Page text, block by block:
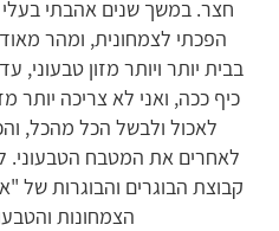
הפכתי לצמחונית, ומהר
בבית יותר ויותר מזון
כיף ככה, ואני לא צריכה יותר
לאכול ולבשל הכל מהכל,
לאחרים את המטבח הטבעוני.
הצמחונות